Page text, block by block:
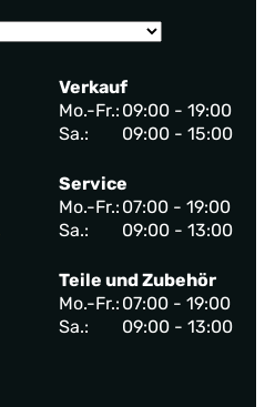
Verkauf
Mo.-Fr.: 09:00 - 19:00
Sa.:
09:00 - 15:00
Service
Mo.-Fr.: 07:00 - 19:00
Sa.:
09:00 - 13:00
Teile und Zubehör
Mo.-Fr.: 07:00 - 19:00
Sa.:
09:00 - 13:00